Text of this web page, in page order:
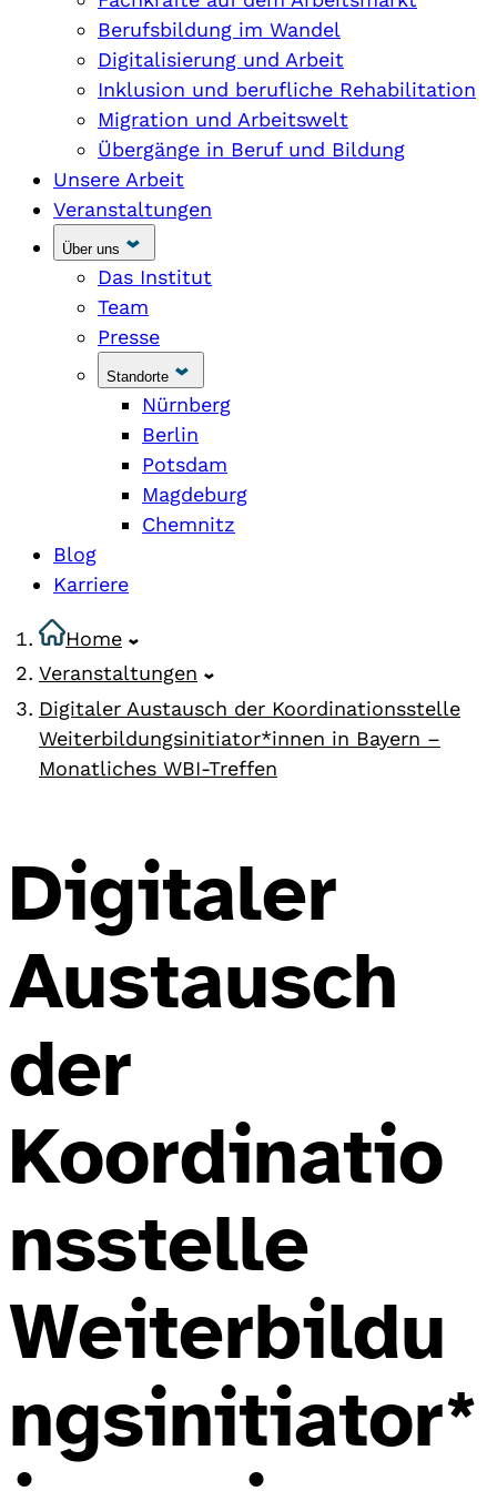
Berufsbildung im Wandel
Digitalisierung und Arbeit
Inklusion und berufliche Rehabilitation
Migration und Arbeitswelt
Übergänge in Beruf und Bildung
Unsere Arbeit
Veranstaltungen
Über uns
Das Institut
Team
Presse
Standorte
Nürnberg
Berlin
Potsdam
Magdeburg
Chemnitz
Blog
Karriere
Home
Veranstaltungen
Digitaler Austausch der Koordinationsstelle
Weiterbildungsinitiator*innen in Bayern –
Monatliches WBI-Treffen
Digitaler
Austausch
der
Koordinatio
nsstelle
Weiterbildu
ngsinitiator*